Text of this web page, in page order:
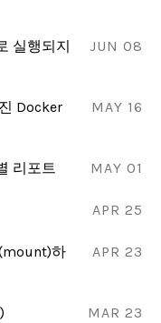
JUN 08
실행되지
MAY 16
Docker
MAY 01
리포트
APR 25
APR 23
하
MAR 23